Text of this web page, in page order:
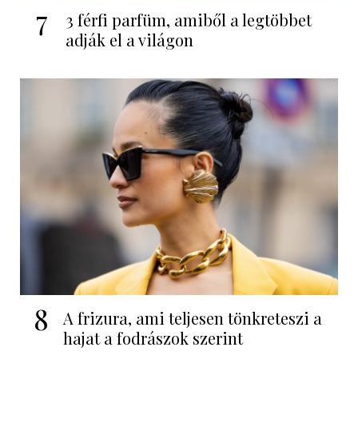
7
3 férfi parfüm, amiből a legtöbbet
adják el a világon
8
A frizura, ami teljesen tönkreteszi a
hajat a fodrászok szerint